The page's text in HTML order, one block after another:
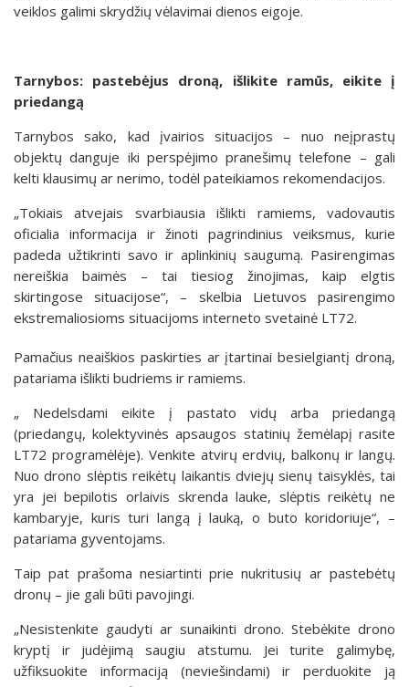
veiklos galimi skrydžių vėlavimai dienos eigoje.
Tarnybos: pastebėjus droną, išlikite ramūs, eikite į
priedangą
Tarnybos sako, kad įvairios situacijos – nuo neįprastų
objektų danguje iki perspėjimo pranešimų telefone – gali
kelti klausimų ar nerimo, todėl pateikiamos rekomendacijos.
„Tokiais atvejais svarbiausia išlikti ramiems, vadovautis
oficialia informacija ir žinoti pagrindinius veiksmus, kurie
padeda užtikrinti savo ir aplinkinių saugumą. Pasirengimas
nereiškia baimės – tai tiesiog žinojimas, kaip elgtis
skirtingose situacijose“, – skelbia Lietuvos pasirengimo
ekstremaliosioms situacijoms interneto svetainė LT72.
Pamačius neaiškios paskirties ar įtartinai besielgiantį droną,
patariama išlikti budriems ir ramiems.
„ Nedelsdami eikite į pastato vidų arba priedangą
(priedangų, kolektyvinės apsaugos statinių žemėlapį rasite
LT72 programėlėje). Venkite atvirų erdvių, balkonų ir langų.
Nuo drono slėptis reikėtų laikantis dviejų sienų taisyklės, tai
yra jei bepilotis orlaivis skrenda lauke, slėptis reikėtų ne
kambaryje, kuris turi langą į lauką, o buto koridoriuje“, –
patariama gyventojams.
Taip pat prašoma nesiartinti prie nukritusių ar pastebėtų
dronų – jie gali būti pavojingi.
„Nesistenkite gaudyti ar sunaikinti drono. Stebėkite drono
kryptį ir judėjimą saugiu atstumu. Jei turite galimybę,
užfiksuokite informaciją (neviešindami) ir perduokite ją